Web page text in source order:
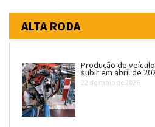
ALTA RODA
Produção de
subir em abril de
22 de maio de 2026